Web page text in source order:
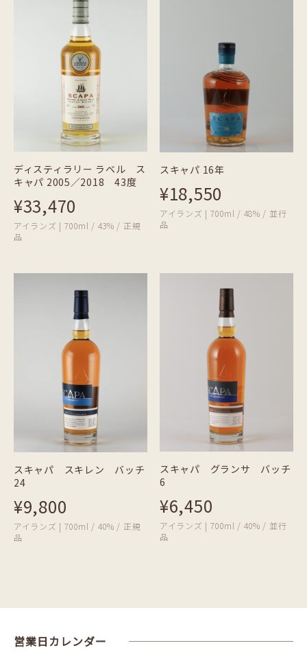
ディスティラリー ラベル ス
キャパ 2005／2018 43度
¥33,470
アイランズ | 700ml / 43% / 正規
品
スキャパ 16年
¥18,550
アイランズ | 700ml / 48% / 並行
品
スキャパ スキレン バッチ
24
¥9,800
アイランズ | 700ml / 40% / 正規
品
スキャパ グランサ バッチ
6
¥6,450
アイランズ | 700ml / 40% / 並行
品
営業日カレンダー